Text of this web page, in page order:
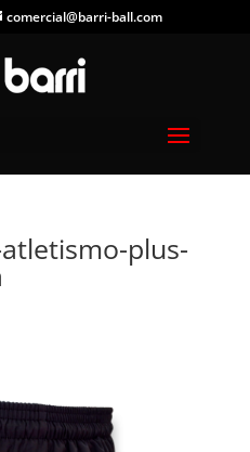
comercial@barri-ball.com
plus-